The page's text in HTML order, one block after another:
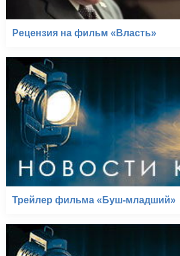
Рецензия на фильм «Власть»
Трейлер фильма «Буш-младший»